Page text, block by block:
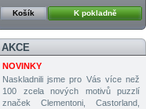
Košík K pokladně
AKCE
NOVINKY
Naskladnili jsme pro Vás více než
100 zcela nových motivů puzzlí
značek Clementoni, Castorland,